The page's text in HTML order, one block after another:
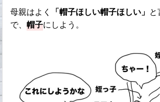
母親はよく
「帽子ほしい帽子ほしい」
で、帽子にしよう。